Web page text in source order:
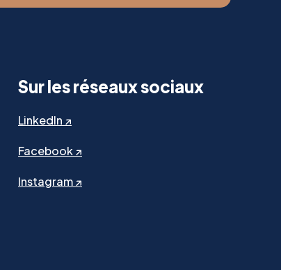
Sur les réseaux sociaux
LinkedIn ↗
Facebook ↗
Instagram ↗